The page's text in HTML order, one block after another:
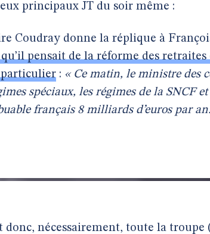
principaux JT du soir même :
Coudray donne la réplique à
pensait de la réforme des retraites
particulier : « Ce matin, le ministre des
spéciaux, les régimes de la SNCF
français 8 milliards d’euros par
donc, nécessairement, toute la